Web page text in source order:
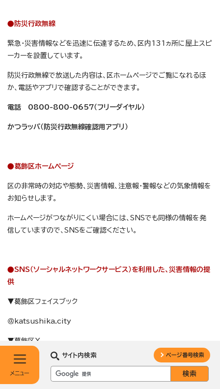
●防災行政無線
緊急・災害情報などを迅速に伝達するため、区内131ヵ所に屋上スピ
ーカーを設置しています。
防災行政無線で放送した内容は、区ホームページでご覧になれるほ
か、電話やアプリで確認することができます。
電話 0800-800-0657（フリーダイヤル）
かつラッパ（防災行政無線確認用アプリ）
●葛飾区ホームページ
区の非常時の対応や態勢、災害情報、注意報・警報などの気象情報を
お知らせします。
ホームページがつながりにくい場合には、SNSでも同様の情報を発
信していますので、SNSをご確認ください。
●SNS（ソーシャルネットワークサービス）を利用した、災害情報の提
供
▼葛飾区フェイスブック
＠katsushika.city
▼葛飾区X
@katsushika_city
メニュー
サイト内検索 ページ番号検索